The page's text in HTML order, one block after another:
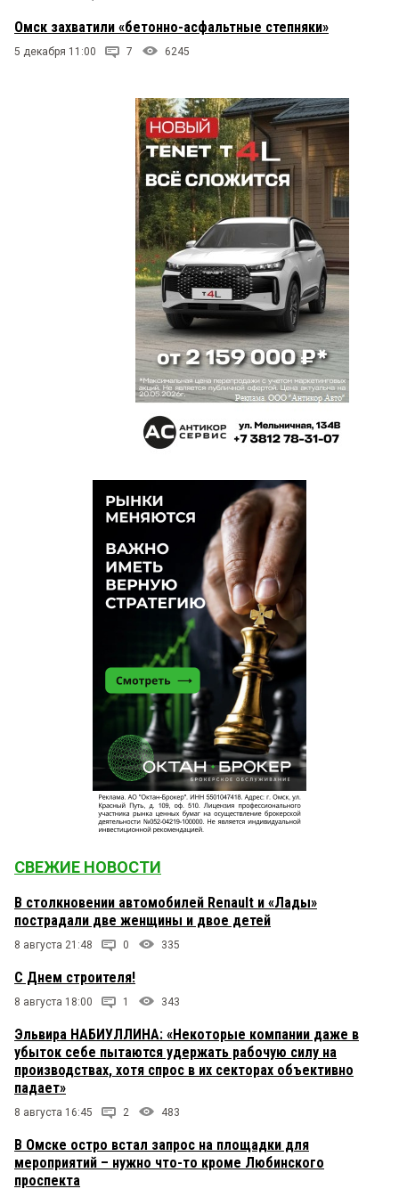
киви 3 марта 2014 в 09:15:
Василий 2 марта 2014 в 22:52:
Туда ни заехать — ни выехать, а если переезд
закрыт — то парализует Д.Бедного до 6
Чередовой. Если еще застроить, то выбраться из
района будет нереально. «Сахалин»-13 район.
Еще со строительной техникой потолкаемся пока
построят этот м-он.
2 марта 2014 в 20:21:
Серёга, добираться по единственной дороге без
переездов (через тоннель в привокзальном), это
не нормально. любая авария превращается в
пробку, которую НИКАК не объехать. Все
остальные дороги только через ж/д переезд, и
насколько он закроется — неизвестно. про
переезд на 15-й рабочей я вообще молчу.
по встречной. ЭТО НЕНОРМАЛЬНО. прошу
обратить внимание на транпортную ситуацию в
Сергей 2 марта 2014 в 15:46:
добираться нормально до жд вокзала 10-15
минут и нет пробок... в центр города автобус 40
минут газель и тд 30 минут авто 20 минут из
плюсов отличный спальный районесли окно в
окно это печально конечно
1 марта 2014 в 15:16:
областная власть думает как бы отчитаться
побыстрей по построенным млн.кв.метров, а
господин К. — как бы побыстрей освоить 2млрд.
бюджетных денег)) о том как будут жить люди в
этих новых «хрущобах» и как добираться в этот
район, никто не думает
виктор 1 марта 2014 в 12:24:
Это такие клетушки,как на левом на
ул.Перелёта.ОКНА в ОКНА. тогда «поздравляю» с
масленицей.
Омск захватили «бетонно-асфальтные степняки»
5 декабря 11:00 7 6245
СВЕЖИЕ НОВОСТИ
В столкновении автомобилей Renault и «Лады»
пострадали две женщины и двое детей
8 августа 21:48 0 335
С Днем строителя!
8 августа 18:00 1 343
Эльвира НАБИУЛЛИНА: «Некоторые компании даже в
убыток себе пытаются удержать рабочую силу на
производствах, хотя спрос в их секторах объективно
падает»
8 августа 16:45 2 483
В Омске остро встал запрос на площадки для
мероприятий – нужно что-то кроме Любинского
проспекта